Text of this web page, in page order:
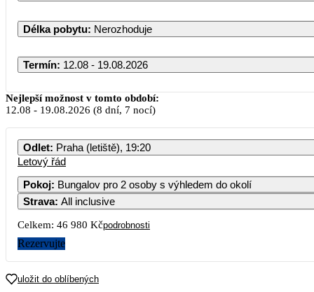
Délka pobytu: Nerozhoduje
Termín: 12.08 - 19.08.2026
Nejlepší možnost v tomto období:
12.08 - 19.08.2026 (8 dní, 7 nocí)
Odlet: Praha (letiště), 19:20
Letový řád
Pokoj: Bungalov pro 2 osoby s výhledem do okolí
Strava: All inclusive
Celkem: 46 980 Kčpodrobnosti
Rezervujte
uložit do oblíbených